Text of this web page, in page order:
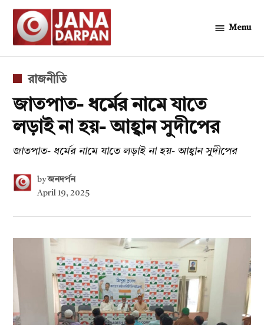
Skip
content
Menu
POSTED
IN
রাজনীতি
জাতপাত- ধর্মের নামে যাতে
লড়াই না হয়- আহ্বান সুদীপের
জাতপাত- ধর্মের নামে যাতে লড়াই না হয়- আহ্বান সুদীপের
by জনদর্পন
April 19, 2025